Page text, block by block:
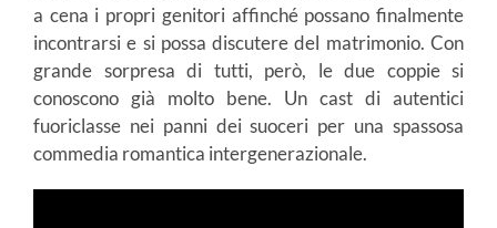
a cena i propri genitori affinché possano finalmente
incontrarsi e si possa discutere del matrimonio. Con
grande sorpresa di tutti, però, le due coppie si
conoscono già molto bene. Un cast di autentici
fuoriclasse nei panni dei suoceri per una spassosa
commedia romantica intergenerazionale.